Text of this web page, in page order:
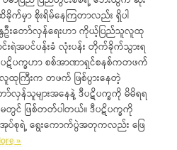
ခိုက်မှာ စိုးရိမ်နေကြတာလည်း ရှိပါ
းတော်လှန်ရေးဟာ ကိုယ့်ပြည်သူလူထု
းရဲအပင်ပန်းခံ လုံးပန်း တိုက်ခိုက်သွားရ
ေတဲ့ပဋိပက္ခဟာ စစ်အာဏာရှင်စနစ်ကတဖက်
လူထုကြီးက တဖက် ဖြစ်ပွားနေတဲ့
လှန်သူများအနေနဲ့ ဒီပဋိပက္ခကို မိမိရရ
တွင် ဖြစ်တတ်ပါတယ်။ ဒီပဋိပက္ခကို
ပ်စုရဲ့ ရွေးကောက်ပွဲအတုကလည်း ဖြေ
»